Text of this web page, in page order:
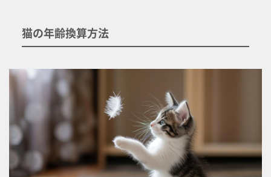
猫の年齢換算方法